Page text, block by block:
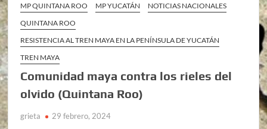
MP QUINTANA ROO
MP YUCATÁN
NOTICIAS NACIONALES
QUINTANA ROO
RESISTENCIA AL TREN MAYA EN LA PENÍNSULA DE YUCATÁN
TREN MAYA
Comunidad maya contra los rieles del
olvido (Quintana Roo)
grieta 29 febrero, 2024